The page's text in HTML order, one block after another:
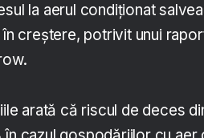
la aerul condiționat
creștere, potrivit unui
arată că riscul de deces